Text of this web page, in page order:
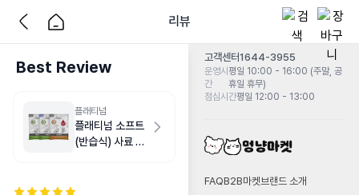
리뷰
Best Review
플래티넘
플래티넘 소프트
(반습식) 사료 샘
고객센터1644-3955
운영시
간
평일 10:00 - 16:00 (주말, 공
휴일 휴무)
점심시간평일 12:00 - 13:00
FAQB2B마켓 브랜드 소개